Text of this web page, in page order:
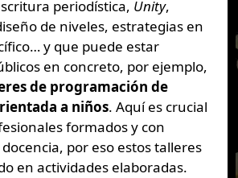
periodística, Unity,
de niveles, estrategias en
y que puede estar
en concreto, por ejemplo,
de programación de
a niños. Aquí es crucial
formados y con
por eso estos talleres
en actividades elaboradas.